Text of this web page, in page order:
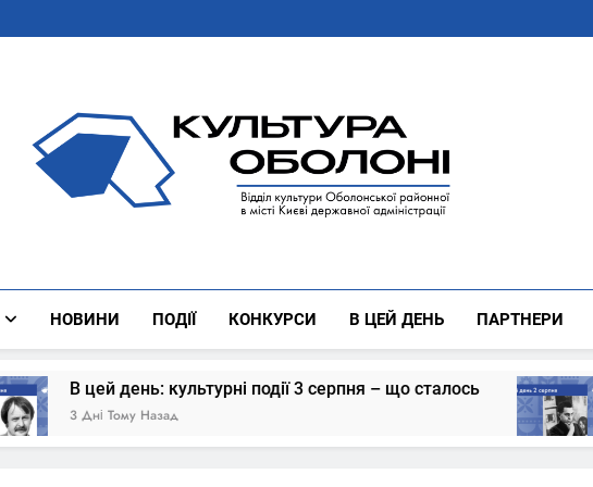
Культура Оболоні
НОВИНИ ПОДІЇ КОНКУРСИ В ЦЕЙ ДЕНЬ ПАРТНЕРИ
події 3 серпня – що сталось В цей день:
4 Дні Тому Назад